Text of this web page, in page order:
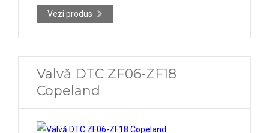
Vezi produs
Valvă DTC ZF06-ZF18
Copeland